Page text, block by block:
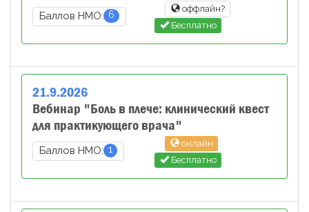
Баллов НМО: 6
оффлайн?
Бесплатно
21.9.2026
Вебинар "Боль в плече: клинический квест
для практикующего врача"
Баллов НМО: 1
онлайн
Бесплатно